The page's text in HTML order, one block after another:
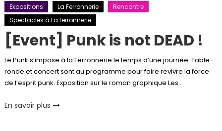
Expositions
La Ferronnerie
Rencontre
Spectacles à La ferronnerie
[Event] Punk is not DEAD !
Le Punk s’impose à la Ferronnerie le temps d’une journée. Table-
ronde et concert sont au programme pour faire revivre la force
de l’esprit punk. Exposition sur le roman graphique Les…
En savoir plus